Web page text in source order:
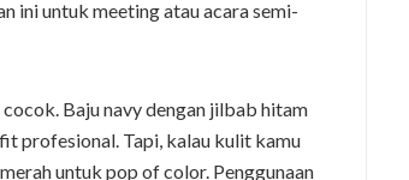
ini untuk meeting atau acara semi-
Baju navy dengan jilbab hitam
profesional. Tapi, kalau kulit kamu
untuk pop of color. Penggunaan